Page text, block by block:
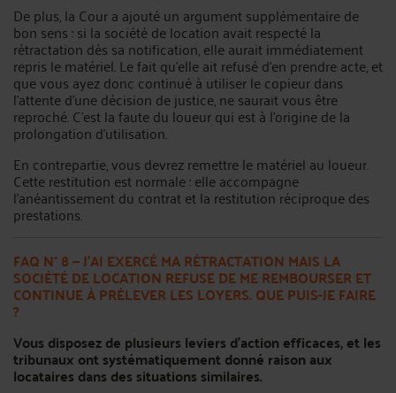
De plus, la Cour a ajouté un argument supplémentaire de
bon sens : si la société de location avait respecté la
rétractation dès sa notification, elle aurait immédiatement
repris le matériel. Le fait qu’elle ait refusé d’en prendre acte, et
que vous ayez donc continué à utiliser le copieur dans
l’attente d’une décision de justice, ne saurait vous être
reproché. C’est la faute du loueur qui est à l’origine de la
prolongation d’utilisation.
En contrepartie, vous devrez remettre le matériel au loueur.
Cette restitution est normale : elle accompagne
l’anéantissement du contrat et la restitution réciproque des
prestations.
FAQ N° 8 — J’AI EXERCÉ MA RÉTRACTATION MAIS LA
SOCIÉTÉ DE LOCATION REFUSE DE ME REMBOURSER ET
CONTINUE À PRÉLEVER LES LOYERS. QUE PUIS-JE FAIRE
?
Vous disposez de plusieurs leviers d’action efficaces, et les
tribunaux ont systématiquement donné raison aux
locataires dans des situations similaires.